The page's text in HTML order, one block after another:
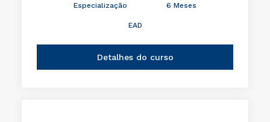
Especialização
6 Meses
EAD
Detalhes do curso